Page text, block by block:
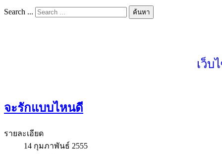
Search ... ค้นหา
เว็บ
จะรักแบบไหนดี
รายละเอียด
14 กุมภาพันธ์ 2555